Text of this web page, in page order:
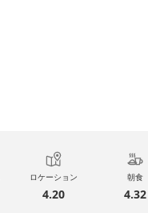
ロケーション
4.20
朝食
4.32